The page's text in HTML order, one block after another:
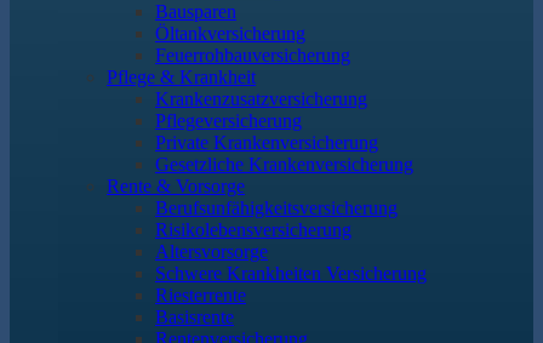
Bausparen
Öltankversicherung
Feuerrohbauversicherung
Pflege & Krankheit
Krankenzusatzversicherung
Pflegeversicherung
Private Krankenversicherung
Gesetzliche Krankenversicherung
Rente & Vorsorge
Berufs­unfähigkeitsversicherung
Risikolebensversicherung
Altersvorsorge
Schwere Krankheiten Versicherung
Riesterrente
Basisrente
Rentenversicherung